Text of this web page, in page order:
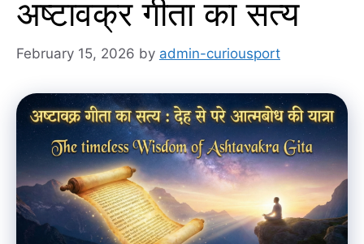
अष्टावक्र गीता का सत्य
February 15, 2026 by admin-curiousport